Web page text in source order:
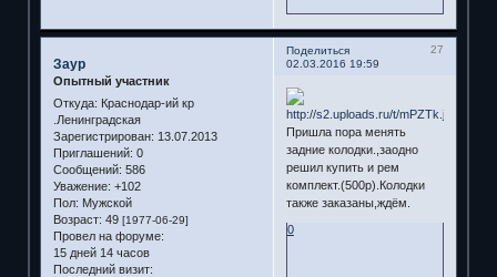
Поделиться
27
02.03.2016 19:59
Заур
Опытный участник
Откуда: Краснодар-ий кр
.Ленинградская
Зарегистрирован: 13.07.2013
Приглашений: 0
Сообщений: 586
Уважение: +102
Пол: Мужской
Возраст: 49 [1977-06-29]
Провел на форуме:
15 дней 14 часов
Последний визит:
Пришла пора менять
задние колодки.,заодно
решил купить и рем
комплект.(500р).Колодки
также заказаны,ждём.
0